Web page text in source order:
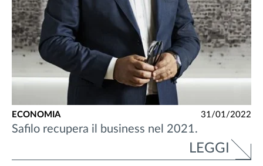
ECONOMIA 31/01/2022
Safilo recupera il business nel 2021.
LEGGI